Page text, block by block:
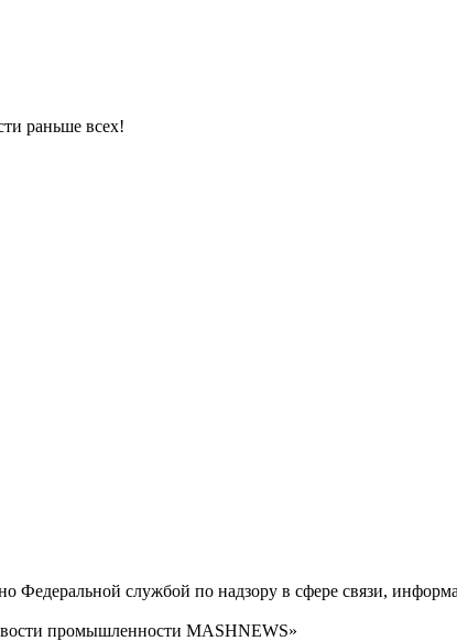
раньше всех!
службой по надзору в сфере связи,
промышленности MASHNEWS»